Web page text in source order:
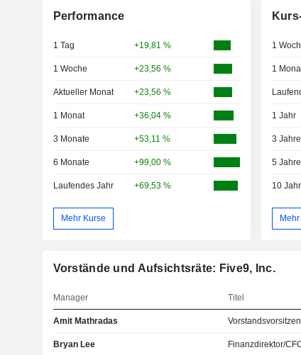
Performance
1 Tag +19,81 %
1 Woche +23,56 %
Aktueller Monat +23,56 %
1 Monat +36,04 %
3 Monate +53,11 %
6 Monate +99,00 %
Laufendes Jahr +69,53 %
Mehr Kurse
1
1
1 Jahr
3 Jahre
5 Jahre
10
Vorstände und Aufsichtsräte: Five9, Inc.
Manager Titel
Amit Mathradas
Bryan Lee Finanzdirektor/